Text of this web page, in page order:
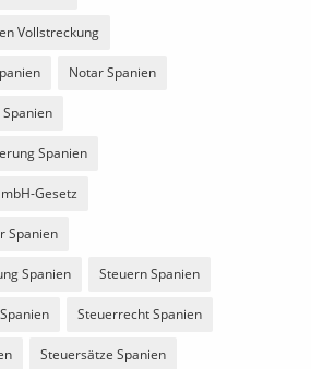
Vollstreckung
Notar Spanien
Spanien
Gesetz
Spanien
Spanien Steuern Spanien
Steuerrecht Spanien
Steuersätze Spanien